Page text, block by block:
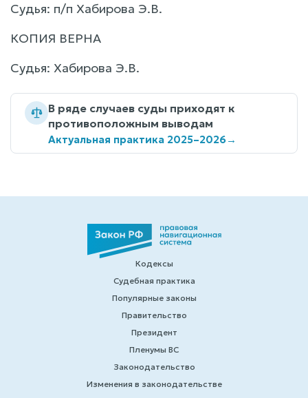
Судья: п/п Хабирова Э.В.
КОПИЯ ВЕРНА
Судья: Хабирова Э.В.
В ряде случаев суды приходят к
противоположным выводам
Актуальная практика 2025–2026→
Кодексы
Судебная практика
Популярные законы
Правительство
Президент
Пленумы ВС
Законодательство
Изменения в законодательстве